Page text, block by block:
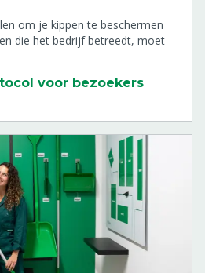
om je kippen te beschermen
die het bedrijf betreedt, moet
voor bezoekers